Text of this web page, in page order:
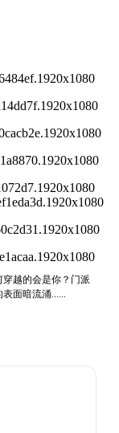
越的会是你？门派
面暗流涌......